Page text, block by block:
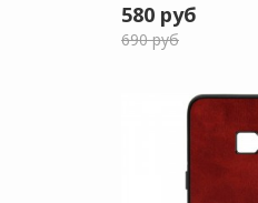
580 руб
690 руб